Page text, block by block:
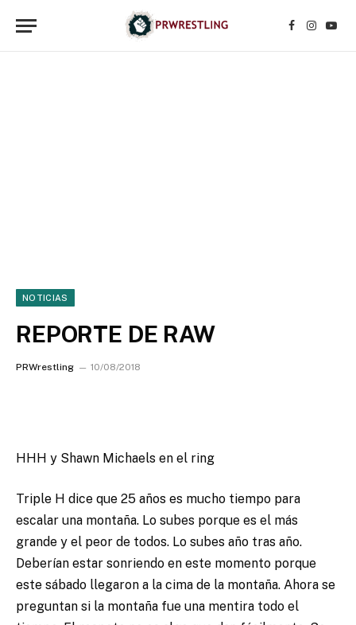
Facebook
NOTICIAS
REPORTE DE RAW
PRWrestling 10/08/2018
HHH y Shawn Michaels en el ring
Triple H dice que 25 años es mucho tiempo para
escalar una montaña. Lo subes porque es el más
grande y el peor de todos. Lo subes año tras año.
Deberían estar sonriendo en este momento porque
este sábado llegaron a la cima de la montaña. Ahora se
preguntan si la montaña fue una mentira todo el